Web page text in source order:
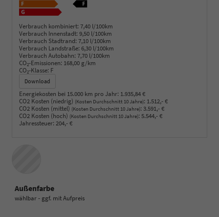
Verbrauch kombiniert: 7,40 l/100km
Verbrauch Innenstadt: 9,50 l/100km
Verbrauch Stadtrand: 7,10 l/100km
Verbrauch Landstraße: 6,30 l/100km
Verbrauch Autobahn: 7,70 l/100km
CO2-Emissionen: 168,00 g/km
CO2-Klasse: F
Download
Energiekosten bei 15.000 km pro Jahr: 1.935,84 €
CO2 Kosten (niedrig) (Kosten Durchschnitt 10 Jahre): 1.512,- €
CO2 Kosten (mittel) (Kosten Durchschnitt 10 Jahre): 3.591,- €
CO2 Kosten (hoch) (Kosten Durchschnitt 10 Jahre): 5.544,- €
Jahressteuer: 204,- €
Außenfarbe
wählbar - ggf. mit Aufpreis